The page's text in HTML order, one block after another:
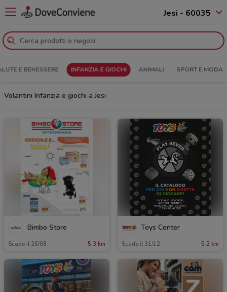
Jesi - 60035
E BENESSERE INFANZIA E GIOCHI ANIMALI SPORT E MODA
Volantini Infanzia e giochi a Jesi
Bimbo Store
Scade il 26/08 5.3 km
Toys Center
Scade il 31/12 5.2 km